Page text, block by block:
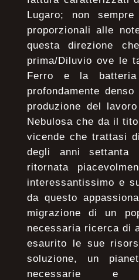
Lugaro; non
proporzionali alle
questa direzione
prima/Diluvio ove le
Ferro e la
profondamente
produzione del
Nebulosa che da il
vicende che trattasi
degli anni settanta
ritornata
interessantissimo e
da questo
migrazione di un
necessaria ricerca di
esaurito le sue
soluzione, un
necessarie